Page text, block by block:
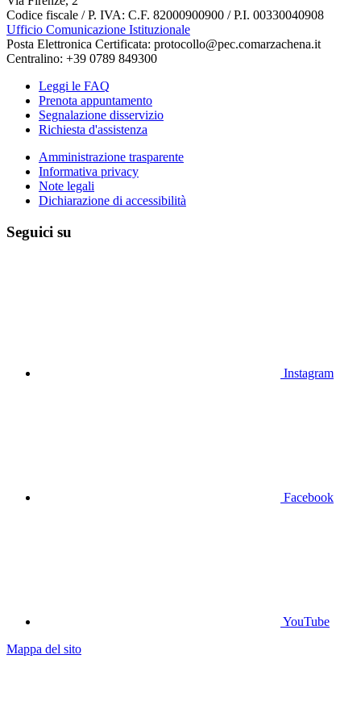
Codice fiscale / P. IVA: C.F. 82000900900 / P.I. 00330040908
Ufficio Comunicazione Istituzionale
Posta Elettronica Certificata: protocollo@pec.comarzachena.it
Centralino: +39 0789 849300
Leggi le FAQ
Prenota appuntamento
Segnalazione disservizio
Richiesta d'assistenza
Amministrazione trasparente
Informativa privacy
Note legali
Dichiarazione di accessibilità
Seguici su
Instagram
Facebook
YouTube
Mappa del sito